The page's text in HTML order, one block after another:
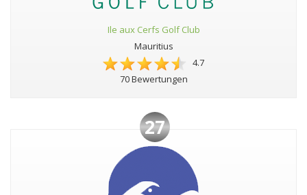
Ile aux Cerfs Golf Club
Mauritius
4.7
70 Bewertungen
27